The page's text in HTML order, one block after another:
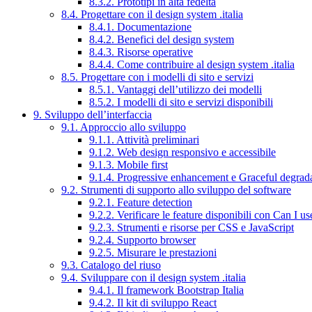
8.4. Progettare con il design system .italia
8.4.1. Documentazione
8.4.2. Benefici del design system
8.4.3. Risorse operative
8.4.4. Come contribuire al design system .italia
8.5. Progettare con i modelli di sito e servizi
8.5.1. Vantaggi dell’utilizzo dei modelli
8.5.2. I modelli di sito e servizi disponibili
9. Sviluppo dell’interfaccia
9.1. Approccio allo sviluppo
9.1.1. Attività preliminari
9.1.2. Web design responsivo e accessibile
9.1.3. Mobile first
9.1.4. Progressive enhancement e Graceful
9.2. Strumenti di supporto allo sviluppo del software
9.2.1. Feature detection
9.2.2. Verificare le feature disponibili con Can I
9.2.3. Strumenti e risorse per CSS e JavaScript
9.2.4. Supporto browser
9.2.5. Misurare le prestazioni
9.3. Catalogo del riuso
9.4. Sviluppare con il design system .italia
9.4.1. Il framework Bootstrap Italia
9.4.2. Il kit di sviluppo React